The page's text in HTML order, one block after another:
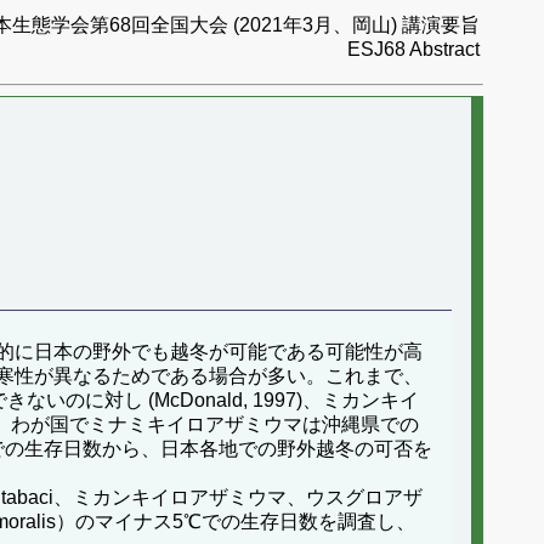
生態学会第68回全国大会 (2021年3月、岡山) 講演要旨
ESJ68 Abstract
日本の野外でも越冬が可能である可能性が高
が異なるためである場合が多い。これまで、
ないのに対し (McDonald, 1997)、ミカンキイ
が国でミナミキイロアザミウマは沖縄県での
生存日数から、日本各地での野外越冬の可否を
、ミカンキイロアザミウマ、ウスグロアザ
）のマイナス5℃での生存日数を調査し、